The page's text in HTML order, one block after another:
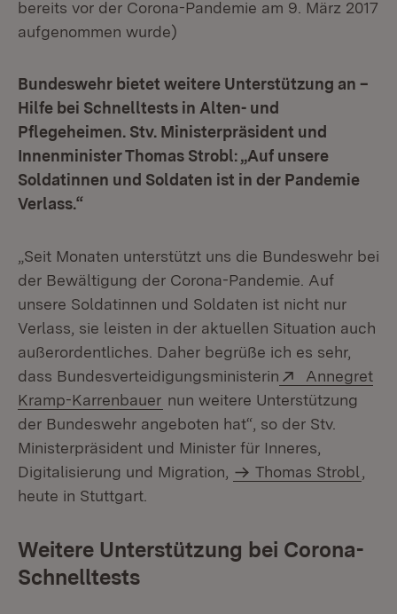
bereits vor der Corona-Pandemie am 9. März 2017
aufgenommen wurde)
Bundeswehr bietet weitere Unterstützung an –
Hilfe bei Schnelltests in Alten- und
Pflegeheimen. Stv. Ministerpräsident und
Innenminister Thomas Strobl: „Auf unsere
Soldatinnen und Soldaten ist in der Pandemie
Verlass.“
„Seit Monaten unterstützt uns die Bundeswehr bei
der Bewältigung der Corona-Pandemie. Auf
unsere Soldatinnen und Soldaten ist nicht nur
Verlass, sie leisten in der aktuellen Situation auch
außerordentliches. Daher begrüße ich es sehr,
dass Bundesverteidigungsministerin
Extern:
Annegret
Kramp-Karrenbauer (Öffnet in neuem Fenster)
nun weitere Unterstützung
der Bundeswehr angeboten hat“, so der Stv.
Ministerpräsident und Minister für Inneres,
Digitalisierung und Migration,
Thomas Strobl
heute in Stuttgart.
Weitere Unterstützung bei Corona-
Schnelltests